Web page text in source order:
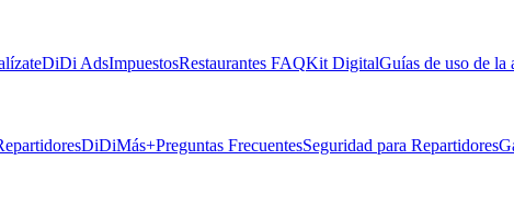
DiDi AdsImpuestosRestaurantes FAQKit DigitalGuías de uso de la
DiDiMás+Preguntas FrecuentesSeguridad para Repartidores